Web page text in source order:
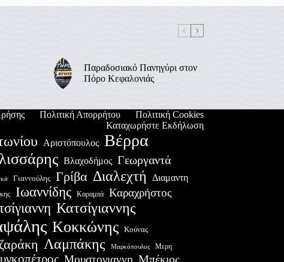
Παραδοσιακό Πανηγύρι στον
Πόρο Κεφαλονιάς
Πολιτική Απορρήτου
Πολιτική Cookies
Καταχωρήστε Εκδήλωση
Αριστόπουλος Βέρρα
Βλαχοδήμος Γεωργαντά
Γιαννούλης Γρίβα Διαλεχτή Διαμαντη
Ιωαννίδης Καραμπά Καραχρήστος
Κατσίγιαννης
Κοκκώνης Κούνας
Λαμπάκης Μαρκόπουλος Μερη
Μουστογιαννη Μπέκιος